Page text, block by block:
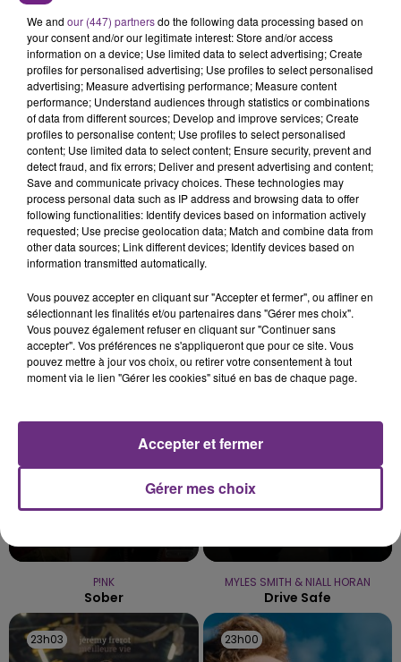
SI TOUT LE MONDE FAIT ÇA, MOI L'ANNÉE
PROCHAINE JE VENDANGE EN...
La vendange en Champagne a débuté ce jeudi 6
août dans la commune de Montgueux (Aube). Du
jamais vu !
L'INSPECTION DU TRAVAIL RAPPELLE À
L'ORDRE SUR LES CONDITIONS DE...
s'est avéré être plus précoce que prévu,
l'inspection du Travail en profite pour rappeler
les conditions de...
TITRES DIFFUSÉS
P!NK
Sober
MYLES SMITH & NIALL HORAN
Drive Safe
23h03
23h03 23h00
23h00
We and our (447) partnersdo the following data processing based on
your consent and/or our legitimate interest: Store and/or access
information on a device; Use limited data to select advertising; Create
profiles for personalised advertising; Use profiles to select personalised
advertising; Measure advertising performance; Measure content
performance; Understand audiences through statistics or combinations
of data from different sources; Develop and improve services; Create
profiles to personalise content; Use profiles to select personalised
content; Use limited data to select content; Ensure security, prevent and
detect fraud, and fix errors; Deliver and present advertising and content;
Save and communicate privacy choices. These technologies may
process personal data such as IP address and browsing data to offer
following functionalities: Identify devices based on information actively
requested; Use precise geolocation data; Match and combine data from
other data sources; Link different devices; Identify devices based on
information transmitted automatically.
Vous pouvez accepter en cliquant sur "Accepter et fermer", ou affiner en
sélectionnant les finalités et/ou partenaires dans "Gérer mes choix".
Vous pouvez également refuser en cliquant sur "Continuer sans
accepter". Vos préférences ne s'appliqueront que pour ce site. Vous
pouvez mettre à jour vos choix, ou retirer votre consentement à tout
moment via le lien "Gérer les cookies" situé en bas de chaque page.
Gérer mes choix
Accepter et fermer